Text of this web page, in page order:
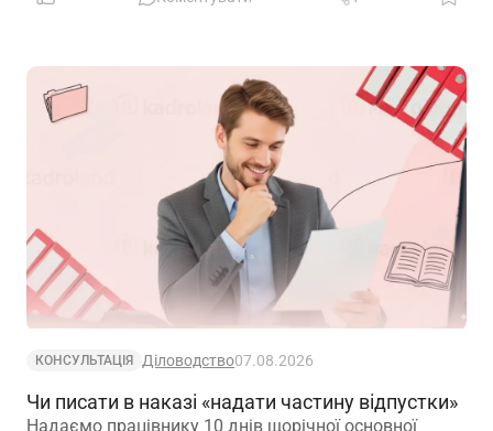
КОНСУЛЬТАЦІЯ Діловодство07.08.2026
Чи писати в наказі «надати частину відпустки»
Надаємо працівнику 10 днів щорічної основної